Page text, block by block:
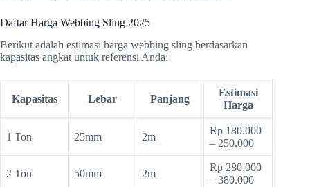
Daftar Harga Webbing Sling 2025
Berikut adalah estimasi harga webbing sling berdasarkan
kapasitas angkat untuk referensi Anda:
Kapasitas Lebar Panjang
Estimasi
Harga
1 Ton 25mm 2m
Rp 180.000
– 250.000
2 Ton 50mm 2m
Rp 280.000
– 380.000